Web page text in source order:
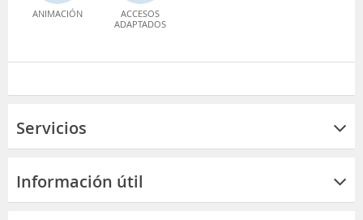
ANIMACIÓN
ACCESOS
ADAPTADOS
Servicios
Información útil